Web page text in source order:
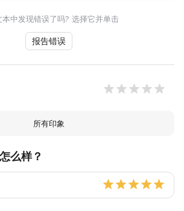
本中发现错误了吗? 选择它并单击
报告错误
所有印象
么样？